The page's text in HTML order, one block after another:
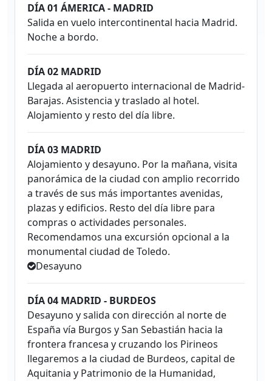
DÍA 01 ÁMERICA - MADRID
Salida en vuelo intercontinental hacia Madrid.
Noche a bordo.
DÍA 02 MADRID
Llegada al aeropuerto internacional de Madrid-
Barajas. Asistencia y traslado al hotel.
Alojamiento y resto del día libre.
DÍA 03 MADRID
Alojamiento y desayuno. Por la mañana, visita
panorámica de la ciudad con amplio recorrido
a través de sus más importantes avenidas,
plazas y edificios. Resto del día libre para
compras o actividades personales.
Recomendamos una excursión opcional a la
monumental ciudad de Toledo.
Desayuno
DÍA 04 MADRID - BURDEOS
Desayuno y salida con dirección al norte de
España vía Burgos y San Sebastián hacia la
frontera francesa y cruzando los Pirineos
llegaremos a la ciudad de Burdeos, capital de
Aquitania y Patrimonio de la Humanidad,